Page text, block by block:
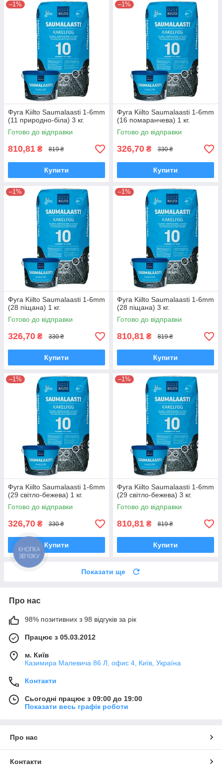
–1%
Фуга Kiilto Saumalaasti 1-6mm
(11 природно-біла) 3 кг.
Готово до відправки
810,81 ₴ 819 ₴
Купити
–1%
Фуга Kiilto Saumalaasti 1-6mm
(16 помаранчева) 1 кг.
Готово до відправки
326,70 ₴ 330 ₴
Купити
–1%
Фуга Kiilto Saumalaasti 1-6mm
(28 піщана) 1 кг.
Готово до відправки
326,70 ₴ 330 ₴
Купити
–1%
Фуга Kiilto Saumalaasti 1-6mm
(28 піщана) 3 кг.
Готово до відправки
810,81 ₴ 819 ₴
Купити
–1%
Фуга Kiilto Saumalaasti 1-6mm
(29 світло-бежева) 1 кг.
Готово до відправки
326,70 ₴ 330 ₴
Купити
–1%
Фуга Kiilto Saumalaasti 1-6mm
(29 світло-бежева) 3 кг.
Готово до відправки
810,81 ₴ 819 ₴
Купити
Показати ще
Про нас
98% позитивних з 98 відгуків за рік
Працює з 05.03.2012
м. Київ
Казимира Малевича 86 Л, офис 4, Київ, Україна
Контакти
Сьогодні працює з 09:00 до 19:00
Показати весь графік роботи
Про нас
Контакти
КНОПКА
ЗВ'ЯЗКУ